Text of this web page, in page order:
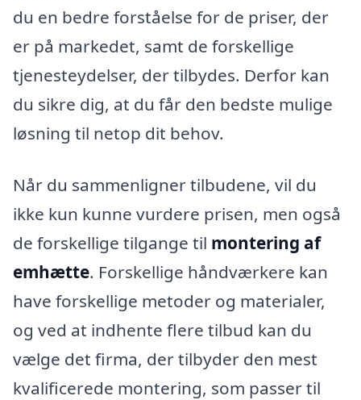
du en bedre forståelse for de priser, der
er på markedet, samt de forskellige
tjenesteydelser, der tilbydes. Derfor kan
du sikre dig, at du får den bedste mulige
løsning til netop dit behov.
Når du sammenligner tilbudene, vil du
ikke kun kunne vurdere prisen, men også
de forskellige tilgange til montering af
emhætte. Forskellige håndværkere kan
have forskellige metoder og materialer,
og ved at indhente flere tilbud kan du
vælge det firma, der tilbyder den mest
kvalificerede montering, som passer til